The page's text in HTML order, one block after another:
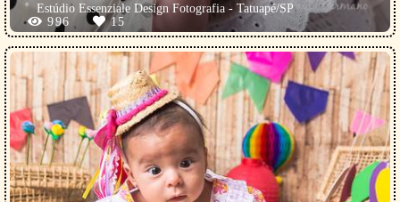
Estúdio Essenziale Design Fotografia - Tatuapé/SP
996
15